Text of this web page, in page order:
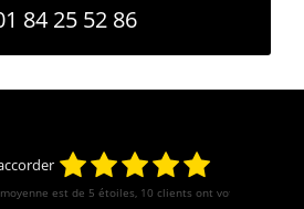
84 25 52 86
est de 5 étoiles, 10 clients ont votés